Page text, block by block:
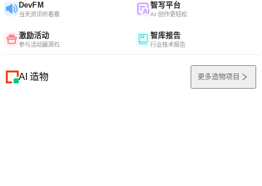
DevFM
当天资讯听着看
智写平台
AI 创作更轻松
激励活动
参与活动赢源石
智库报告
行业技术报告
AI 造物 更多造物项目